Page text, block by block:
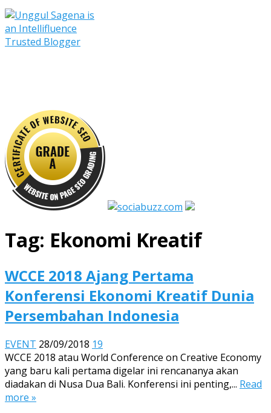
Tag: Ekonomi Kreatif
WCCE 2018 Ajang Pertama
Konferensi Ekonomi Kreatif Dunia
Persembahan Indonesia
EVENT 28/09/2018 19
WCCE 2018 atau World Conference on Creative Economy
yang baru kali pertama digelar ini rencananya akan
diadakan di Nusa Dua Bali. Konferensi ini penting,... Read
more »